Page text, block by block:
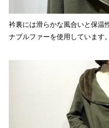
衿裏には滑らかな風合いと保温
ナブルファーを使用しています。